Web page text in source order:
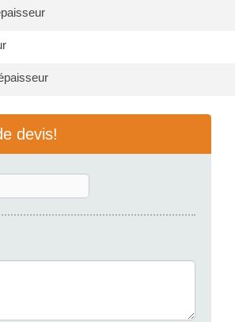
devis!